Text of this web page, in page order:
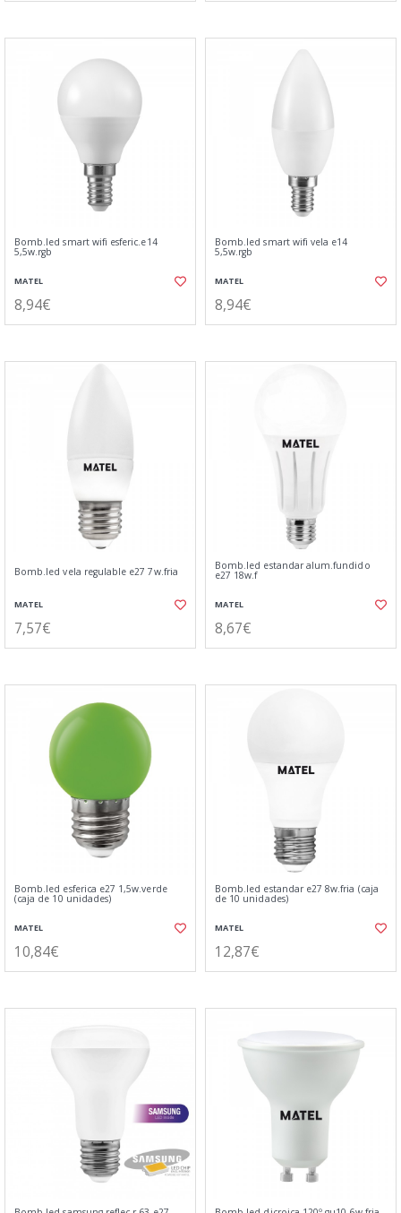
Bomb.led smart wifi esferic.e14
5,5w.rgb
MATEL
8,94€
Bomb.led smart wifi vela e14
5,5w.rgb
MATEL
8,94€
Bomb.led vela regulable e27 7w.fria
MATEL
7,57€
Bomb.led estandar alum.fundido
e27 18w.f
MATEL
8,67€
Bomb.led esferica e27 1,5w.verde
(caja de 10 unidades)
MATEL
10,84€
Bomb.led estandar e27 8w.fria (caja
de 10 unidades)
MATEL
12,87€